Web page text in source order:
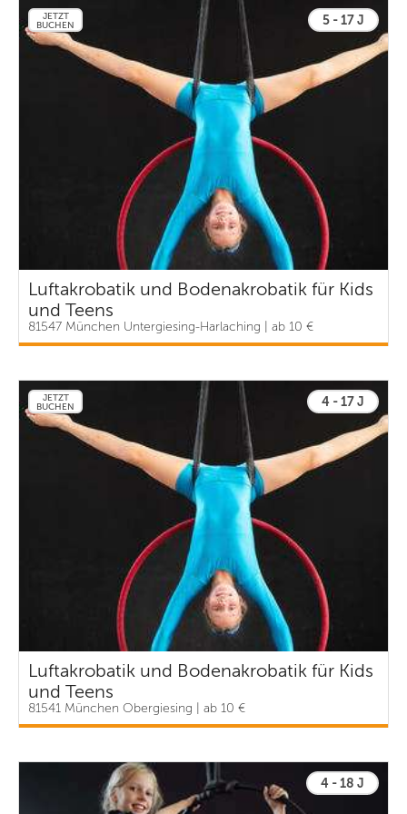
JETZT
BUCHEN
5 - 17 J
Luftakrobatik und Bodenakrobatik für Kids
und Teens
81547 München Untergiesing-Harlaching | ab 10 €
JETZT
BUCHEN
4 - 17 J
Luftakrobatik und Bodenakrobatik für Kids
und Teens
81541 München Obergiesing | ab 10 €
4 - 18 J